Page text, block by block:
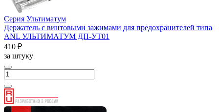
Серия Ультиматум
Держатель с винтовыми зажимами для предохранителей типа
ANL УЛЬТИМАТУМ ДП-УТ01
410 ₽
за штуку